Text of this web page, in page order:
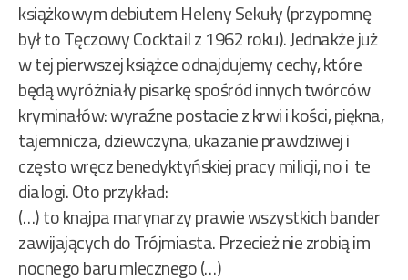
książkowym debiutem Heleny Sekuły (przypomnę
był to Tęczowy Cocktail z 1962 roku). Jednakże już
w tej pierwszej książce odnajdujemy cechy, które
będą wyróżniały pisarkę spośród innych twórców
kryminałów: wyraźne postacie z krwi i kości, piękna,
tajemnicza, dziewczyna, ukazanie prawdziwej i
często wręcz benedyktyńskiej pracy milicji, no i te
dialogi. Oto przykład:
(…) to knajpa marynarzy prawie wszystkich bander
zawijających do Trójmiasta. Przecież nie zrobią im
nocnego baru mlecznego (…)